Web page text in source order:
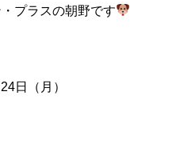
プラスの朝野です
日（月）